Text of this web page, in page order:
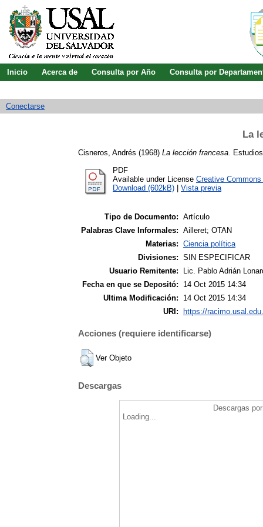
Inicio Acerca de Consulta por Año
Consulta por
Conectarse
La
Cisneros, Andrés (1968) La lección francesa.
PDF
Available under License Creative
Download (602kB)
Vista previa
Tipo de Documento: Artículo
Palabras Clave Informales: Ailleret; OTAN
Materias: Ciencia política
Divisiones: SIN ESPECIFICAR
Usuario Remitente:
Lic. Pablo Adrián
Fecha en que se Depositó:
14 Oct 2015 14:34
Ultima Modificación:
14 Oct 2015 14:34
URI:
https://
Acciones (requiere identificarse)
Ver Objeto
Descargas
Descargas
Loading...